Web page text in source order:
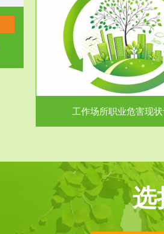
工作场所职业危害现
服务范围
废水检测
废水污水检测主要是对企业工
中排出的废水、污
选